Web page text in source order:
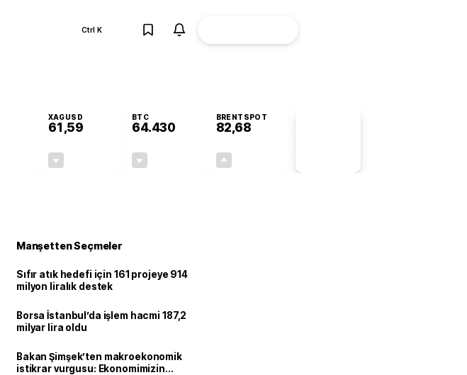
Ctrl K
XAGUSD
61,59
BTC
64.430
BRENTSPOT
82,68
Manşetten Seçmeler
Sıfır atık hedefi için 161 projeye 914
milyon liralık destek
Borsa İstanbul’da işlem hacmi 187,2
milyar lira oldu
Bakan Şimşek’ten makroekonomik
istikrar vurgusu: Ekonomimizin